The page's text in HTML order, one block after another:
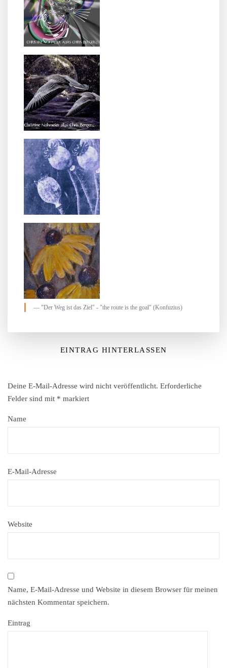
"Der Weg ist das Ziel" - "the route is the goal" (Konfuzius)
EINTRAG HINTERLASSEN
Deine E-Mail-Adresse wird nicht veröffentlicht. Erforderliche
Felder sind mit * markiert
Name
E-Mail-Adresse
Website
Name, E-Mail-Adresse und Website in diesem Browser für meinen
nächsten Kommentar speichern.
Eintrag